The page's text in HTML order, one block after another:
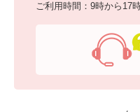
ご利用時間：9時から17